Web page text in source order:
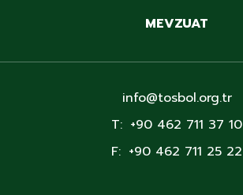
MEVZUAT
info@tosbol.org.tr
T: +90 462 711 37 10
F: +90 462 711 25 22